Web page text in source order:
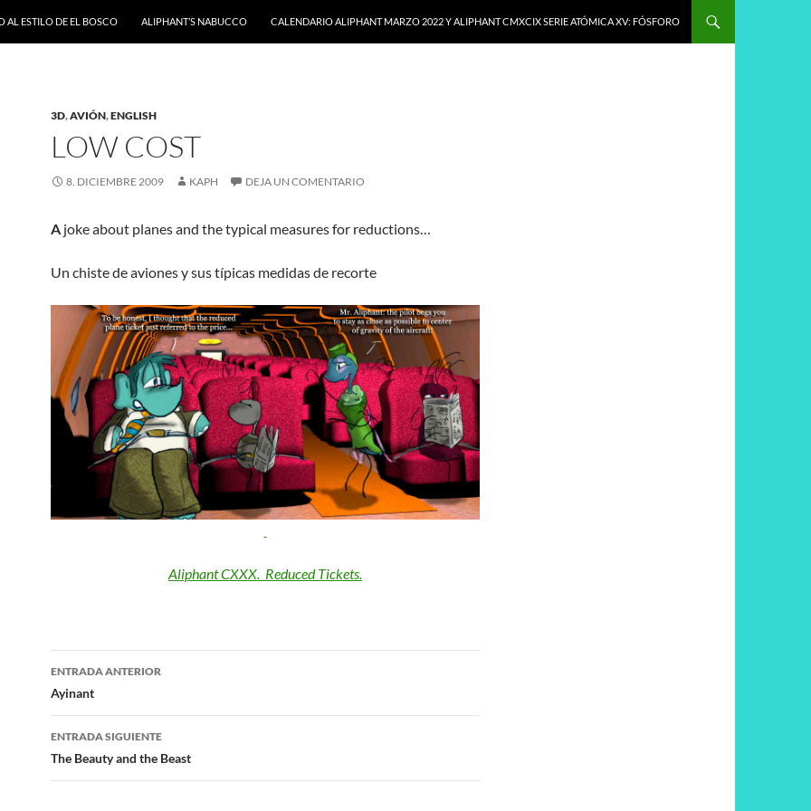
AL ESTILO DE EL BOSCO ALIPHANT’S NABUCCO CALENDARIO ALIPHANT MARZO 2022 Y ALIPHANT CMXCIX SERIE ATÓMICA XV: FÓSFORO
3D,AVIÓN,ENGLISH
LOW COST
8. DICIEMBRE 2009 KAPH DEJA UN COMENTARIO
A joke about planes and the typical measures for reductions…
Un chiste de aviones y sus típicas medidas de recorte
Aliphant CXXX. Reduced Tickets.
Navegación
de
entradas
ENTRADA ANTERIOR
Ayinant
ENTRADA SIGUIENTE
The Beauty and the Beast